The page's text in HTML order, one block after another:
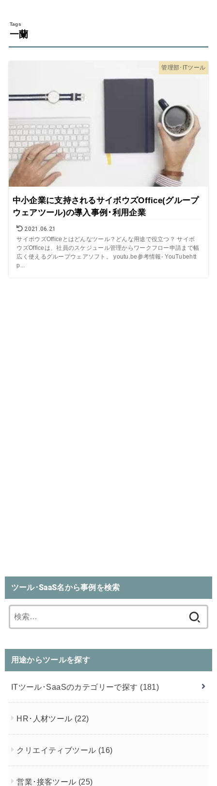
一蘭
管理部･ITツール
中小企業に支持されるサイボウズOffice(グループ
ウェアツール)の導入事例･利用企業
2021.06.21
サイボウズOfficeとはどんなツール？どんな用途で役立つ？ サイボ
ウズOfficeは、社員のスケジュール管理からワークフロー申請まで幅
広く使えるグループウェアソフト。 youtu.be参考情報- YouTubehtt
p...
ツール･SaaS名から事例を検索
索:
用途からツールを探す
ITツール･SaaSのカテゴリーで探す (181)
HR･人材ツール (22)
クリエイティブツール (16)
営業･接客ツール (25)